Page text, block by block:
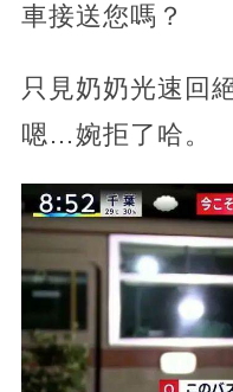
車接送您嗎？
只見奶奶光速回
嗯…婉拒了哈。